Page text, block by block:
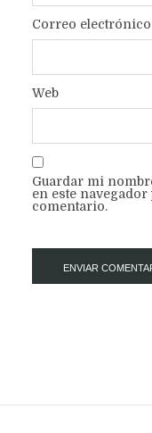
Correo electrónico
Web
Guardar mi
en este
comentario.